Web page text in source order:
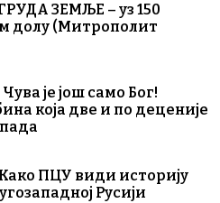
ЗЕМЉЕ – уз 150
долу (Митрополит
је још само Бог!
која две и по деценије
ПЦУ види историју
Русији